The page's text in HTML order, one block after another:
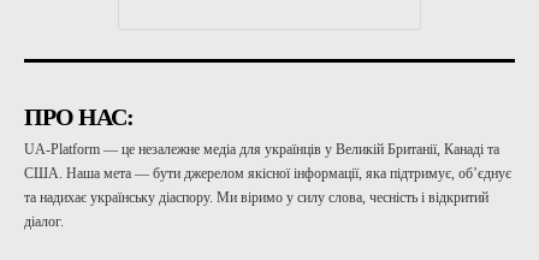
ПРО НАС:
UA-Platform — це незалежне медіа для українців у Великій Британії, Канаді та
США. Наша мета — бути джерелом якісної інформації, яка підтримує, об’єднує
та надихає українську діаспору. Ми віримо у силу слова, чесність і відкритий
діалог.